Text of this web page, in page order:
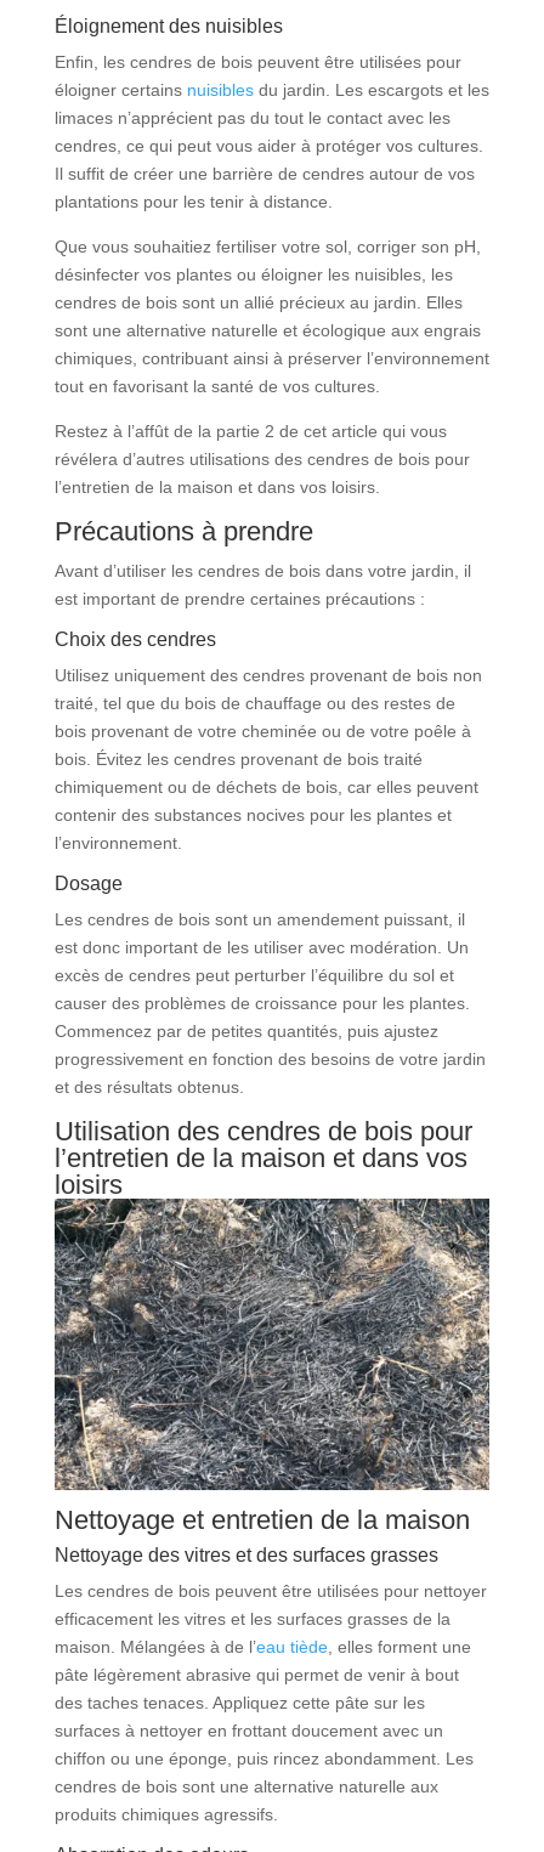
Éloignement des nuisibles
Enfin, les cendres de bois peuvent être utilisées pour
éloigner certains nuisiblesdu jardin. Les escargots et les
limaces n’apprécient pas du tout le contact avec les
cendres, ce qui peut vous aider à protéger vos cultures.
Il suffit de créer une barrière de cendres autour de vos
plantations pour les tenir à distance.
Que vous souhaitiez fertiliser votre sol, corriger son pH,
désinfecter vos plantes ou éloigner les nuisibles, les
cendres de bois sont un allié précieux au jardin. Elles
sont une alternative naturelle et écologique aux engrais
chimiques, contribuant ainsi à préserver l’environnement
tout en favorisant la santé de vos cultures.
Restez à l’affût de la partie 2 de cet article qui vous
révélera d’autres utilisations des cendres de bois pour
l’entretien de la maison et dans vos loisirs.
Précautions à prendre
Avant d’utiliser les cendres de bois dans votre jardin, il
est important de prendre certaines précautions :
Choix des cendres
Utilisez uniquement des cendres provenant de bois non
traité, tel que du bois de chauffage ou des restes de
bois provenant de votre cheminée ou de votre poêle à
bois. Évitez les cendres provenant de bois traité
chimiquement ou de déchets de bois, car elles peuvent
contenir des substances nocives pour les plantes et
l’environnement.
Dosage
Les cendres de bois sont un amendement puissant, il
est donc important de les utiliser avec modération. Un
excès de cendres peut perturber l’équilibre du sol et
causer des problèmes de croissance pour les plantes.
Commencez par de petites quantités, puis ajustez
progressivement en fonction des besoins de votre jardin
et des résultats obtenus.
Utilisation des cendres de bois pour
l’entretien de la maison et dans vos
loisirs
Nettoyage et entretien de la maison
Nettoyage des vitres et des surfaces grasses
Les cendres de bois peuvent être utilisées pour nettoyer
efficacement les vitres et les surfaces grasses de la
maison. Mélangées à de l’eau tiède, elles forment une
pâte légèrement abrasive qui permet de venir à bout
des taches tenaces. Appliquez cette pâte sur les
surfaces à nettoyer en frottant doucement avec un
chiffon ou une éponge, puis rincez abondamment. Les
cendres de bois sont une alternative naturelle aux
produits chimiques agressifs.